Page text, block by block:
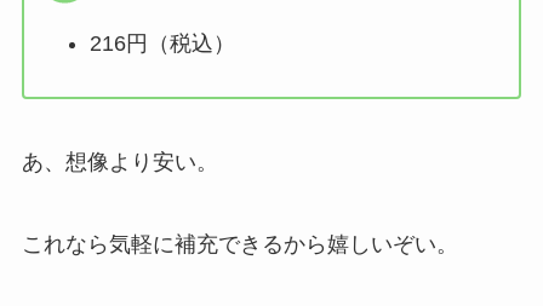
216円（税込）
あ、想像より安い。
これなら気軽に補充できるから嬉しいぞい。